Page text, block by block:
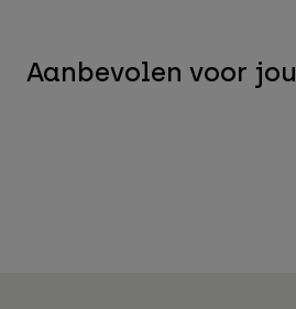
Aanbevolen voor jou